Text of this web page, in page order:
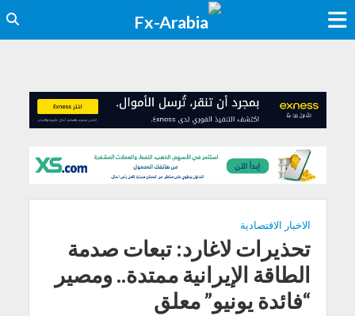
الاخبار الاقتصادية
تحذيرات لاغارد: تبعات صدمة
الطاقة الإيرانية ممتدة.. ومصير
“فائدة يونيو” معلق